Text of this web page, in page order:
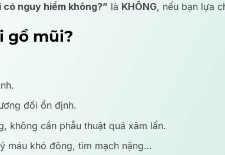
có nguy hiểm không?” là KHÔNG, nếu bạn lựa
gồ mũi?
đối ổn định.
không cần phẫu thuật quá xâm lấn.
máu khó đông, tim mạch nặng…